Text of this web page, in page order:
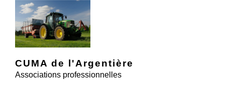
CUMA de l'Argentière
Associations professionnelles